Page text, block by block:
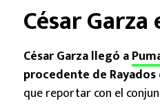
César
César Garza llegó a
procedente de
que reportar con el